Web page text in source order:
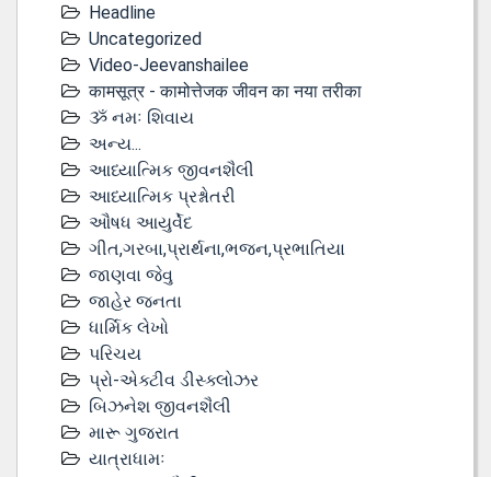
Headline
Uncategorized
Video-Jeevanshailee
कामसूत्र - कामोत्तेजक जीवन का नया तरीका
ૐ નમઃ શિવાય
અન્ય...
આધ્યાત્મિક જીવનશૈલી
આધ્યાત્મિક પ્રશ્નોતરી
ઔષધ આયુર્વેદ
ગીત,ગરબા,પ્રાર્થના,ભજન,પ્રભાતિયા
જાણવા જેવુ
જાહેર જનતા
ધાર્મિક લેખો
પરિચય
પ્રો-એક્ટીવ ડીસ્‍ક્લોઝર
બિઝનેશ જીવનશૈલી
મારૂ ગુજરાત
યાત્રાધામઃ